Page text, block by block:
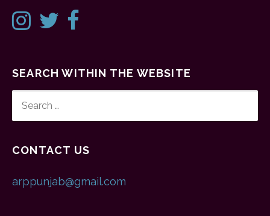
SEARCH WITHIN THE WEBSITE
FOR:
CONTACT US
arppunjab@gmail.com